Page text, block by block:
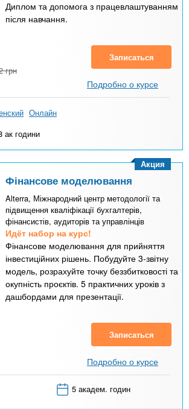
Диплом та допомога з працевлаштуванням
після навчання.
грн
Записаться
Подробно о курсе
Онлайн
ак години
Фінансове моделювання
Alterra, Міжнародний центр методології та
підвищення кваліфікації бухгалтерів,
фінансистів, аудиторів та управлінців
Идёт набор на курс!
Фінансове моделювання для прийняття
інвестиційних рішень. Побудуйте 3-звітну
модель, розрахуйте точку беззбитковості та
окупність проєктів. 5 практичних уроків з
дашбордами для презентації.
Акция
Записаться
Подробно о курсе
5 академ. годин